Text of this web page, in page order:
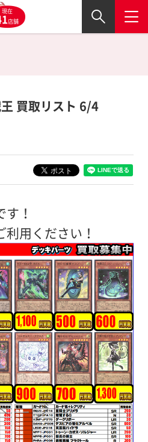
現在
店舗
王 買取リスト 6/4
！
用ください！